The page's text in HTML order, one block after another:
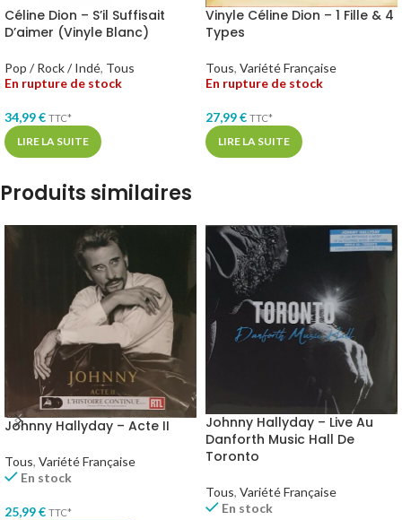
Céline Dion – S’il Suffisait
D’aimer (Vinyle Blanc)
Pop / Rock / Indé, Tous
En rupture de stock
34,99€ TTC*
LIRE LA SUITE
Vinyle Céline Dion – 1 Fille & 4
Types
Tous, Variété Française
En rupture de stock
27,99€ TTC*
LIRE LA SUITE
Produits similaires
Johnny Hallyday – Acte II
Tous, Variété Française
En stock
25,99€ TTC*
Johnny Hallyday – Live Au
Danforth Music Hall De
Toronto
Tous, Variété Française
En stock